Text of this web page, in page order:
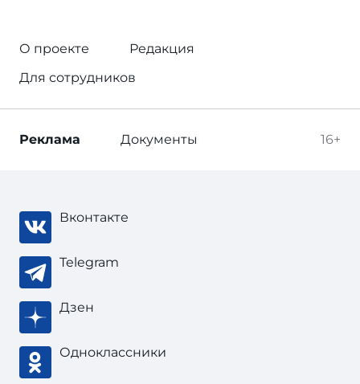
О проекте
Редакция
Для сотрудников
16+
Реклама Документы
Вконтакте
Telegram
Дзен
Одноклассники